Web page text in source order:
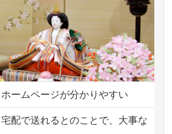
虎ノ門の方からお申込み
千葉県の方からお申込み
神奈川の方からお申込み
神奈川の方からお申込み
相模原の方からお申込み
ホームページが分かりやすい
宅配で送れるとのことで、大事な